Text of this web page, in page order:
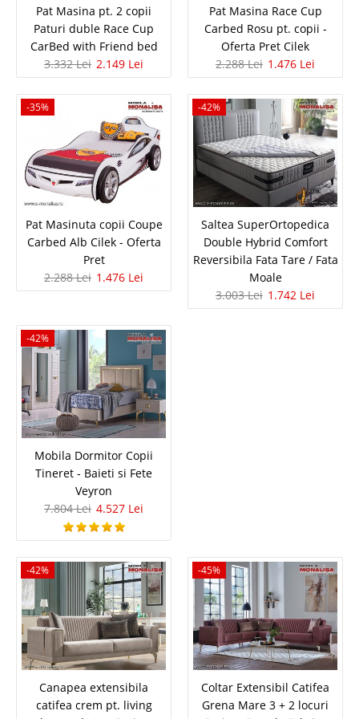
Pret Redus 2.587 Lei
Vezi Detalii
Adauga la Favorite
Pat Dormitor Modern Valery - Set
Baza cu Lada si Tablie Matlasata
tapitata Valerie Descoperiti combinatia perfecta de functionalitate si
amenajare moderna cu patul modern Valery. Acest pachet complet include
baza cu somiera, sistem de ridic..
4.139 Lei
Pret Redus
-45%
Masa Extensibila Alb lucios / Stejar 4-
Pat Masina pt. 2 copii
Paturi duble Race Cup
CarBed with Friend bed
3.332 Lei 2.149 Lei
Pat Masina Race Cup
Carbed Rosu pt. copii -
Oferta Pret Cilek
2.288 Lei 1.476 Lei
-35%
Pat Masinuta copii Coupe
Carbed Alb Cilek - Oferta
Pret
2.288 Lei 1.476 Lei
-42%
Saltea SuperOrtopedica
Double Hybrid Comfort
Reversibila Fata Tare / Fata
Moale
3.003 Lei 1.742 Lei
-42%
Mobila Dormitor Copii
Tineret - Baieti si Fete
Veyron
7.804 Lei 4.527 Lei
-42%
Canapea extensibila
catifea crem pt. living
-45%
Coltar Extensibil Catifea
Grena Mare 3 + 2 locuri